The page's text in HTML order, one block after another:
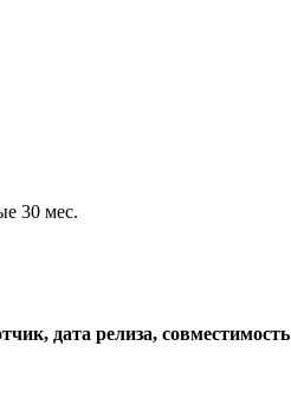
30 мес.
дата релиза, совместимость